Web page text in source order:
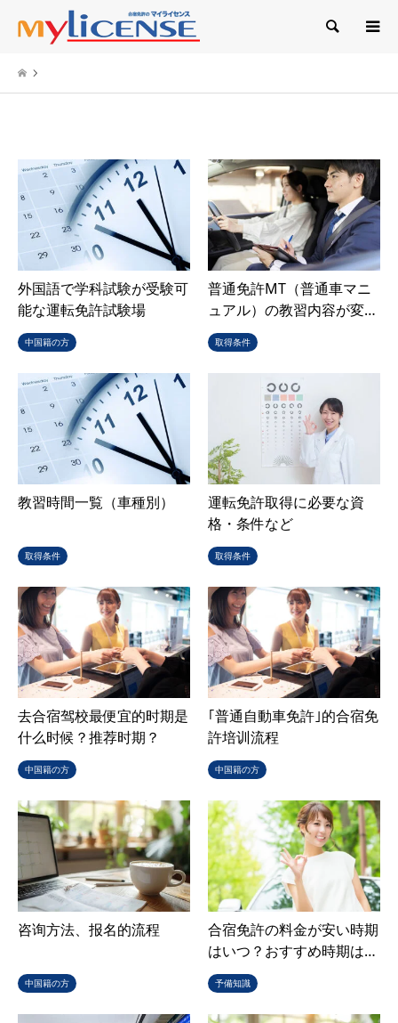
検索
外国語で学科試験が受験可
能な運転免許試験場
中国籍の方
普通免許MT（普通車マニ
ュアル）の教習内容が変…
取得条件
教習時間一覧（車種別）
取得条件
運転免許取得に必要な資
格・条件など
取得条件
去合宿驾校最便宜的时期是
什么时候？推荐时期？
中国籍の方
｢普通自動車免許｣的合宿免
許培训流程
中国籍の方
咨询方法、报名的流程
中国籍の方
合宿免許の料金が安い時期
はいつ？おすすめ時期は…
予備知識